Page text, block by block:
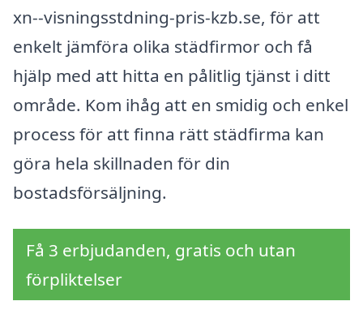
xn--visningsstdning-pris-kzb.se, för att
enkelt jämföra olika städfirmor och få
hjälp med att hitta en pålitlig tjänst i ditt
område. Kom ihåg att en smidig och enkel
process för att finna rätt städfirma kan
göra hela skillnaden för din
bostadsförsäljning.
Få 3 erbjudanden, gratis och utan
förpliktelser